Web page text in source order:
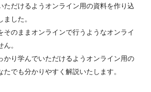
ただけるようオンライン用の資料を作り込
した。
そのままオンラインで行うようなオンライ
。
かり学んでいただけるようオンライン用の
でも分かりやすく解説いたします。